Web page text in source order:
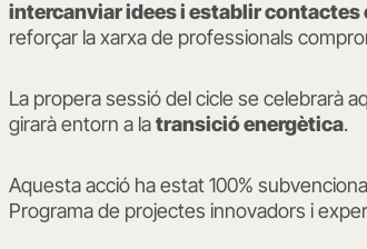
intercanviar idees i establir contactes
reforçar la xarxa de professionals
La propera sessió del cicle se celebrarà
girarà entorn a latransició energètica.
Aquesta acció ha estat 100%
Programa de projectes innovadors i